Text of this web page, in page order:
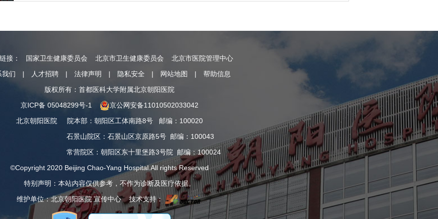
接： 国家卫生健康委员会 北京市卫生健康委员会
北京市医院管理中心
我们
| 人才招聘 | 法律声明 | 隐私安全 | 网站地图 |
帮助信息
版权所有：首都医科大学附属北京朝阳医院
京ICP备 05048299号-1
京公网安备11010502033042
北京朝阳医院
院本部 ： 朝阳区工体南路8号 邮编：100020
石景山院区 ： 石景山区京原路5号 邮编：100043
常营院区 ： 朝阳区东十里堡路3号院 邮编：100024
©Copyright 2020 Beijing Chao-Yang Hospital.All rights Reserved
特别声明：本站内容仅供参考，不作为诊断及医疗依据。
维护单位：北京朝阳医院 宣传中心 技术支持：